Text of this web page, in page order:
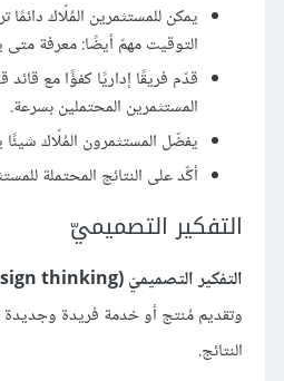
يمكن للمستثمرين المُلّاك
التوقيت مهمّ أيضًا: معرفة
قدّم فريقًا إداريًا كفؤًا مع
المستثمرين المحتملين بسرعة.
يفضّل المستثمرون المُلّاك
أكِّد على النتائج المحتملة
التفكير التصميميّ
التفكير التصميميّ (design thinking)
وتقديم مُنتج أو خدمة فريدة وجديدة
النتائج.